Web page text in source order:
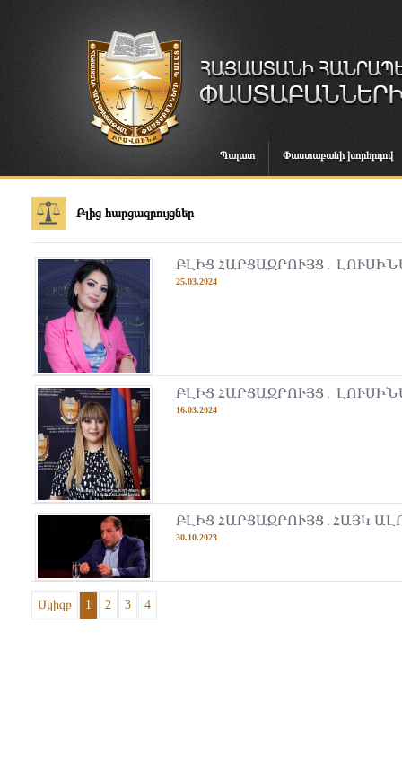
Պալատ Փաստաբանի խորհրդով
Բլից հարցազրույցներ
ԲԼԻՑ ՀԱՐՑԱԶՐՈՒՅՑ․
25.03.2024
ԲԼԻՑ ՀԱՐՑԱԶՐՈՒՅՑ․
16.03.2024
ԲԼԻՑ ՀԱՐՑԱԶՐՈՒՅՑ․ՀԱՅԿ
30.10.2023
Սկիզբ 1 2 3 4